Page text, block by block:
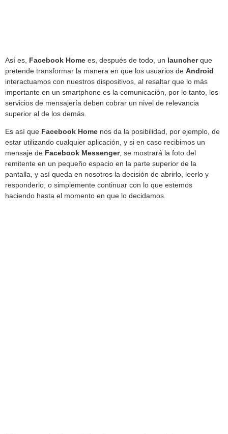
Así es, Facebook Home es, después de todo, un launcherque
pretende transformar la manera en que los usuarios de Android
interactuamos con nuestros dispositivos, al resaltar que lo más
importante en un smartphone es la comunicación, por lo tanto, los
servicios de mensajería deben cobrar un nivel de relevancia
superior al de los demás.
Es así que Facebook Home nos da la posibilidad, por ejemplo, de
estar utilizando cualquier aplicación, y si en caso recibimos un
mensaje de Facebook Messenger, se mostrará la foto del
remitente en un pequeño espacio en la parte superior de la
pantalla, y así queda en nosotros la decisión de abrirlo, leerlo y
responderlo, o simplemente continuar con lo que estemos
haciendo hasta el momento en que lo decidamos.